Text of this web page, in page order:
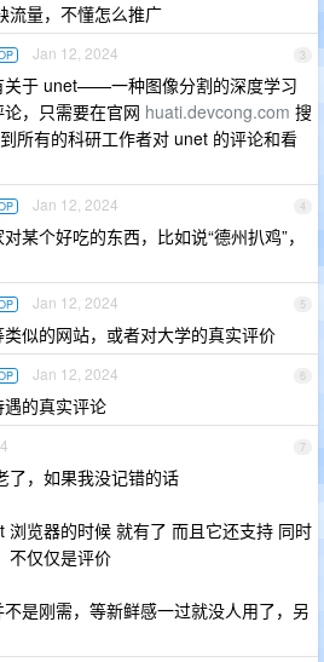
流量，不懂怎么推广
3
Jan 12, 2024
关于 unet——一种图像分割的深度学习
，只需要在官网 huati.devcong.com 搜
所有的科研工作者对 unet 的评论和看
4
Jan 12, 2024
某个好吃的东西，比如说“德州扒鸡”，
5
Jan 12, 2024
似的网站，或者对大学的真实评价
6
Jan 12, 2024
的真实评论
7
了，如果我没记错的话
浏览器的时候 就有了 而且它还支持 同时
不仅仅是评价
是刚需，等新鲜感一过就没人用了，另